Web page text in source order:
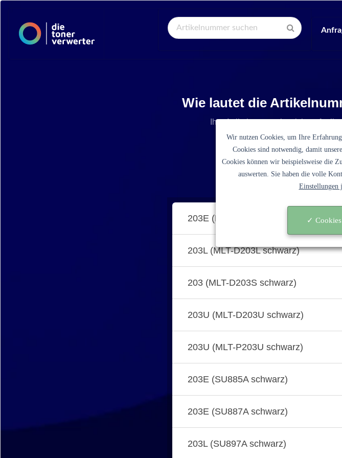
Global Search
Wie lautet die
Ihre Artikelnummer ist nicht
203E (MLT-D203E schwarz)
203L (MLT-D203L schwarz)
203 (MLT-D203S schwarz)
203U (MLT-D203U schwarz)
203U (MLT-P203U schwarz)
203E (SU885A schwarz)
203E (SU887A schwarz)
203L (SU897A schwarz)
Wir nutzen Cookies, um Ihre
Cookies sind notwendig, damit
Cookies können wir beispielsweise die
auswerten. Sie haben die volle
Einstellungen
✓